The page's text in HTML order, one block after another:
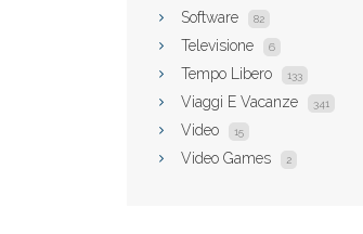
Software 82
Televisione 6
Tempo Libero 133
Viaggi E Vacanze 341
Video 15
Video Games 2